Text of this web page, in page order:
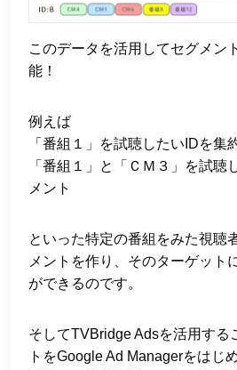
このデータを活用してセグメン
能！
例えば
「番組１」を試聴したいIDを集
「番組１」と「ＣＭ３」を試聴
メント
といった特定の番組をみた視聴
メントを作り、そのターゲット
ができるのです。
そしてTVBridge Adsを活用する
トをGoogle Ad Managerをはじ